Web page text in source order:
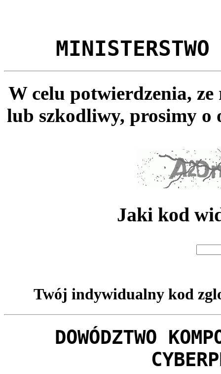
MINISTERSTWO
W celu potwierdzenia,
lub szkodliwy, prosimy o
Jaki kod
Twój indywidualny kod
DOWÓDZTWO